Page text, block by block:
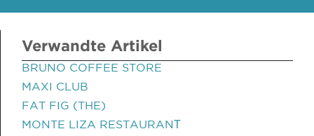
Verwandte Artikel
BRUNO COFFEE STORE
MAXI CLUB
FAT FIG (THE)
MONTE LIZA RESTAURANΤ